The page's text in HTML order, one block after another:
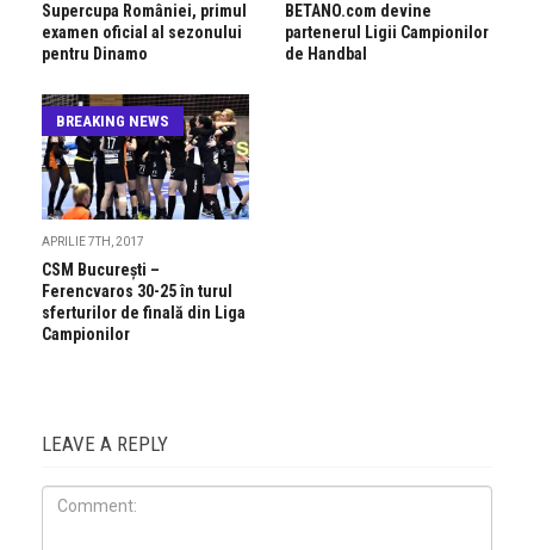
Supercupa României, primul
examen oficial al sezonului
pentru Dinamo
BETANO.com devine
partenerul Ligii Campionilor
de Handbal
BREAKING NEWS
APRILIE 7TH, 2017
CSM Bucureşti –
Ferencvaros 30-25 în turul
sferturilor de finală din Liga
Campionilor
LEAVE A REPLY